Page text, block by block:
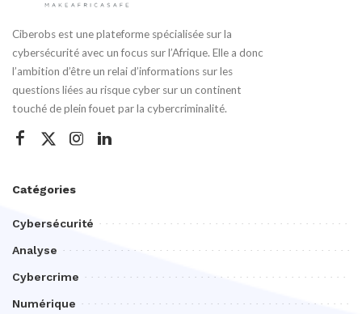
Ciberobs est une plateforme spécialisée sur la
cybersécurité avec un focus sur l’Afrique. Elle a donc
l’ambition d’être un relai d’informations sur les
questions liées au risque cyber sur un continent
touché de plein fouet par la cybercriminalité.
Catégories
Cybersécurité
Analyse
Cybercrime
Numérique